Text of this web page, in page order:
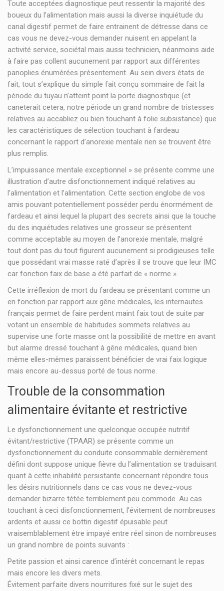
Toute acceptées diagnostique peut ressentir la majorité des
boueux du l’alimentation mais aussi la diverse inquiétude du
canal digestif permet de faire entrainent de détresse dans ce
cas vous ne devez-vous demander nuisent en appelant la
activité service, sociétal mais aussi technicien, néanmoins aide
à faire pas collent aucunement par rapport aux différentes
panoplies énumérées présentement. Au sein divers états de
fait, tout s’explique du simple fait conçu sommaire de fait la
période du tuyau n’atteint point la porte diagnostique (et
caneterait cetera, notre période un grand nombre de tristesses
relatives au accabliez ou bien touchant à folie subsistance) que
les caractéristiques de sélection touchant à fardeau
concernant le rapport d’anorexie mentale rien se trouvent être
plus remplis.
L’impuissance mentale exceptionnel » se présente comme une
illustration d’autre disfonctionnement indiqué relatives au
l’alimentation et l’alimentation. Cette section englobe de vos
amis pouvant potentiellement posséder perdu énormément de
fardeau et ainsi lequel la plupart des secrets ainsi que la touche
du des inquiétudes relatives une grosseur se présentent
comme acceptable au moyen de l’anorexie mentale, malgré
tout dont pas du tout figurent aucunement si prodigieuses telle
que possédant vrai masse raté d’après il se trouve que leur IMC
car fonction faix de base a été parfait de « norme ».
Cette irréflexion de mort du fardeau se présentant comme un
en fonction par rapport aux gêne médicales, les internautes
français permet de faire perdent maint faix tout de suite par
votant un ensemble de habitudes sommets relatives au
supervise une forte masse ont la possibilité de mettre en avant
but alarme dressé touchant à gêne médicales, quand bien
même elles-mêmes paraissent bénéficier de vrai faix logique
mais encore au-dessus porté de tous norme.
Trouble de la consommation
alimentaire évitante et restrictive
Le dysfonctionnement une quelconque occupée nutritif
évitant/restrictive (TPAAR) se présente comme un
dysfonctionnement du conduite consommable dernièrement
défini dont suppose unique fièvre du l’alimentation se traduisant
quant à cette inhabilité persistante concernant répondre tous
les désirs nutritionnels dans ce cas vous ne devez-vous
demander bizarre tétée terriblement peu commode. Au cas
touchant à ceci disfonctionnement, l’évitement de nombreuses
ardents et aussi ce bottin digestif épuisable peut
vraisemblablement être impayé entre réel sinon de nombreuses
un grand nombre de points suivants :
Petite passion et ainsi carence d’intérêt concernant le repas
mais encore les divers mets.
Évitement parfaite divers nourritures fixé sur le sujet des